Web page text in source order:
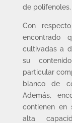
de polifenoles.
Con
encontrado
cultivadas a
su
particular
blanco de
Además,
contienen en
alta